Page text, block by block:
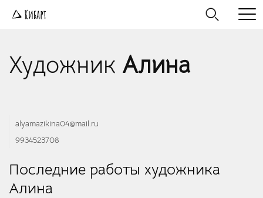
Художник Алина
alyamazikina04@mail.ru
9934523708
Последние работы художника
Алина